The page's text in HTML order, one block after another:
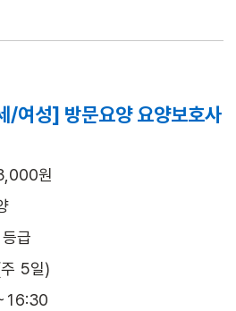
여성] 방문요양 요양보호사
원
급
5일)